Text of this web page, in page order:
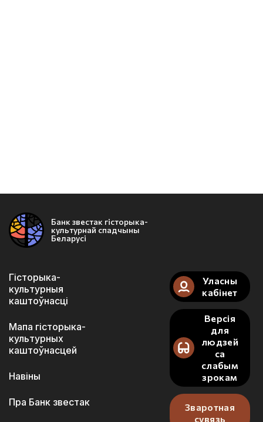
Банк звестак гісторыка-
культурнай спадчыны
Беларусі
Гісторыка-
культурныя
каштоўнасці
Мапа гісторыка-
культурных
каштоўнасцей
Навіны
Пра Банк звестак
Уласны
кабінет
Версія
для
людзей
са
слабым
зрокам
Зваротная
сувязь